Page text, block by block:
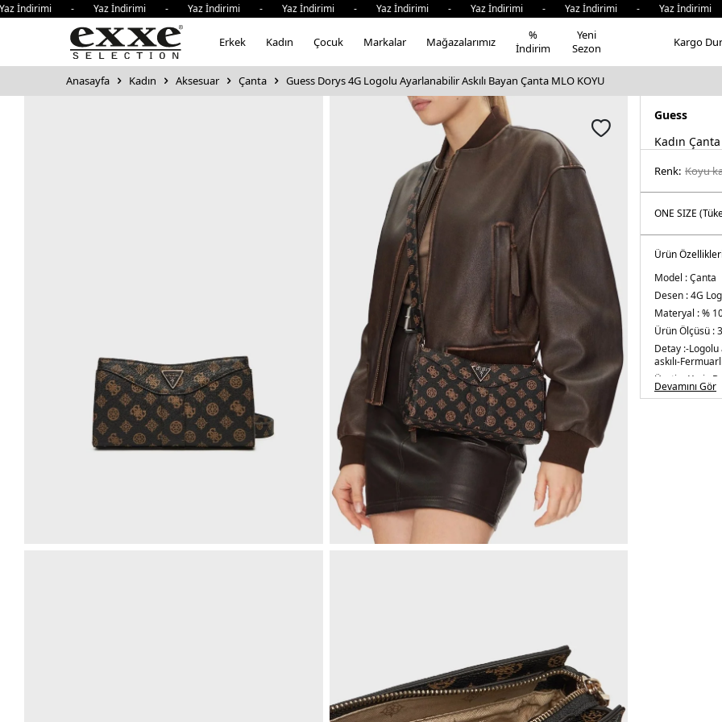
- Yaz İndirimi - Yaz İndirimi - Yaz İndirimi - Yaz İndirimi - Yaz İndirimi - Yaz İndirimi - Yaz
Erkek Kadın Çocuk Markalar Mağazalarımız
%
İndirim
Yeni
Sezon
Kargo
Anasayfa Kadın Aksesuar Çanta Guess Dorys 4G Logolu Ayarlanabilir Askılı Bayan Çanta MLO KOYU
Guess
Kadın Çanta
Renk: koyu
Ürün Özellikleri
Model :Çanta
Desen :4G
Materyal :%
Ürün Ölçüsü :
Detay :-Logolu
askılı-
Üretim Yeri :
Devamını Gör